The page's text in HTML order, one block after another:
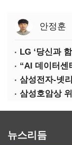
안정훈
뉴스리듬